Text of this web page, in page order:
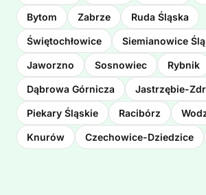
Bytom Zabrze Ruda Śląska
Świętochłowice Siemianowice
Jaworzno Sosnowiec Rybnik
Dąbrowa Górnicza Jastrzębie-
Piekary Śląskie Racibórz
Knurów Czechowice-Dziedzice